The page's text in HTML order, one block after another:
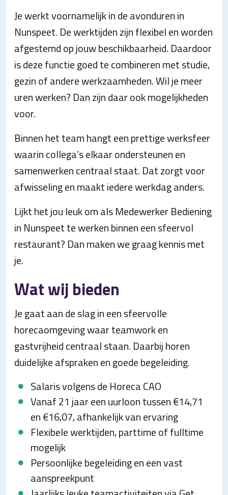
Je werkt voornamelijk in de avonduren in
Nunspeet. De werktijden zijn flexibel en worden
afgestemd op jouw beschikbaarheid. Daardoor
is deze functie goed te combineren met studie,
gezin of andere werkzaamheden. Wil je meer
uren werken? Dan zijn daar ook mogelijkheden
voor.
Binnen het team hangt een prettige werksfeer
waarin collega’s elkaar ondersteunen en
samenwerken centraal staat. Dat zorgt voor
afwisseling en maakt iedere werkdag anders.
Lijkt het jou leuk om als Medewerker Bediening
in Nunspeet te werken binnen een sfeervol
restaurant? Dan maken we graag kennis met
je.
Wat wij bieden
Je gaat aan de slag in een sfeervolle
horecaomgeving waar teamwork en
gastvrijheid centraal staan. Daarbij horen
duidelijke afspraken en goede begeleiding.
Salaris volgens de Horeca CAO
Vanaf 21 jaar een uurloon tussen €14,71
en €16,07, afhankelijk van ervaring
Flexibele werktijden, parttime of fulltime
mogelijk
Persoonlijke begeleiding en een vast
aanspreekpunt